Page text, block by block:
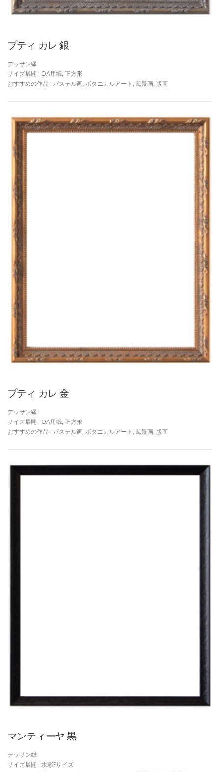
プティ カレ 銀
デッサン縁
サイズ展開 : OA用紙, 正方形
おすすめの作品 : パステル画, ボタニカルアート, 風景画, 版画
プティ カレ 金
デッサン縁
サイズ展開 : OA用紙, 正方形
おすすめの作品 : パステル画, ボタニカルアート, 風景画, 版画
マンティーヤ 黒
デッサン縁
サイズ展開 : 水彩Fサイズ